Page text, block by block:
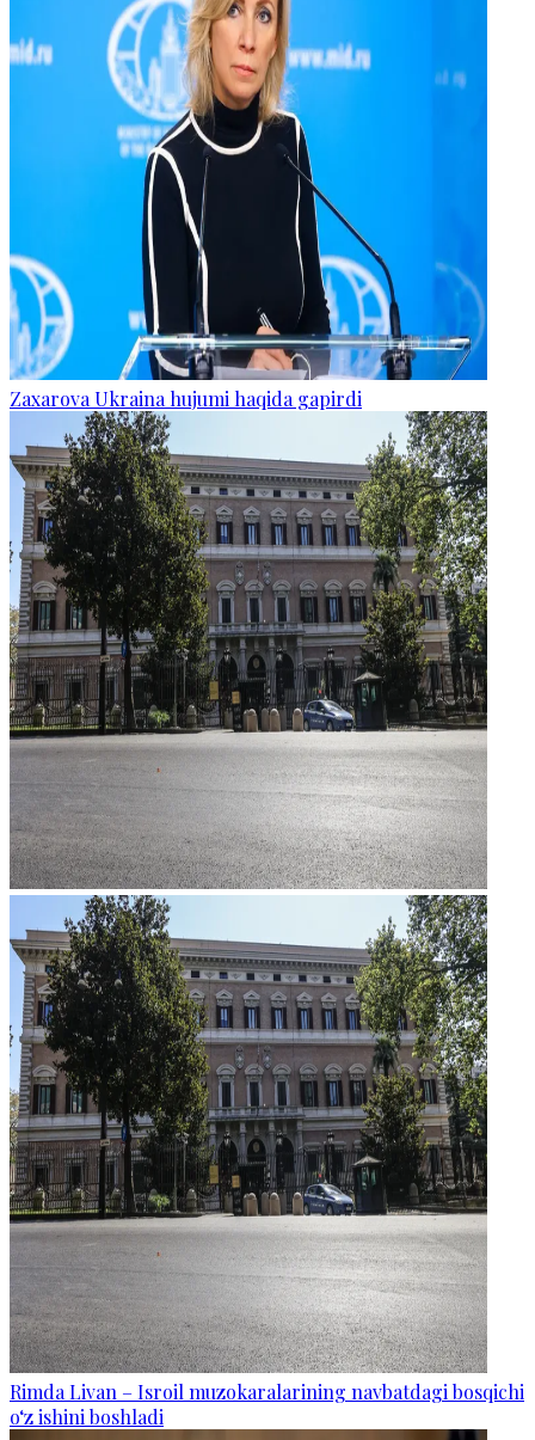
Zaxarova Ukraina hujumi haqida gapirdi
Rimda Livan – Isroil muzokaralarining navbatdagi bosqichi
o‘z ishini boshladi